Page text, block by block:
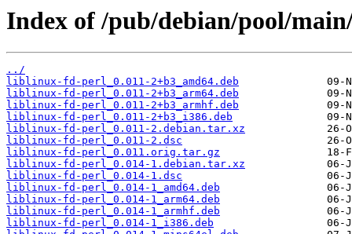
Index of /pub/debian/pool/
../
liblinux-fd-perl_0.011-2+b3_amd64.deb
liblinux-fd-perl_0.011-2+b3_arm64.deb
liblinux-fd-perl_0.011-2+b3_armhf.deb
liblinux-fd-perl_0.011-2+b3_i386.deb
liblinux-fd-perl_0.011-2.debian.tar.xz
liblinux-fd-perl_0.011-2.dsc
liblinux-fd-perl_0.011.orig.tar.gz
liblinux-fd-perl_0.014-1.debian.tar.xz
liblinux-fd-perl_0.014-1.dsc
liblinux-fd-perl_0.014-1_amd64.deb
liblinux-fd-perl_0.014-1_arm64.deb
liblinux-fd-perl_0.014-1_armhf.deb
liblinux-fd-perl_0.014-1_i386.deb